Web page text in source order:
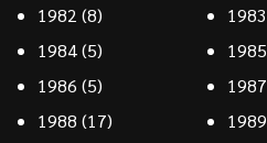
1982 (8) 1983
1984(5) 1985
1986 (5) 1987
1988 (17) 1989